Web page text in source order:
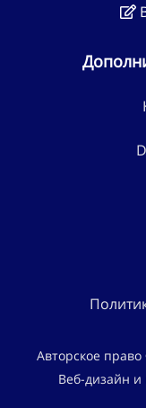
Авторское
Веб-дизайн и